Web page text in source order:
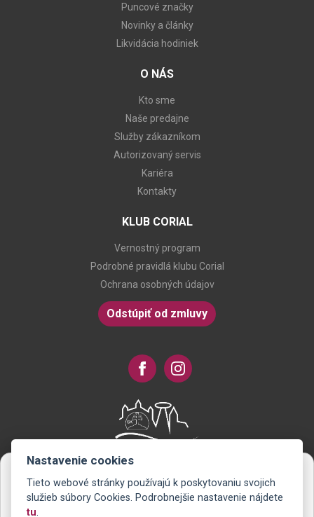
Novinky na Váš e-mail
Puncové značky
Novinky a články
Likvidácia hodiniek
O NÁS
Kto sme
Naše predajne
Služby zákazníkom
Autorizovaný servis
Kariéra
Kontakty
KLUB CORIAL
Vernostný program
Podrobné pravidlá klubu Corial
Ochrana osobných údajov
Odstúpiť od zmluvy
Nastavenie cookies
Tieto webové stránky používajú k poskytovaniu svojich
služieb súbory Cookies. Podrobnejšie nastavenie nájdete
tu.